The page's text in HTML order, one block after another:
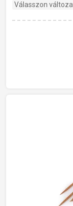
Válasszon